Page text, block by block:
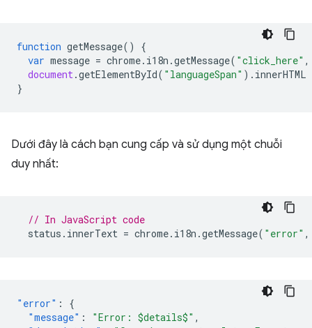
function getMessage()
{
var message = chrome. i18n .getMessage( "click_here" ,
document.getElementById( "languageSpan" ). innerHTML
}
Dưới đây là cách bạn cung cấp và sử dụng một chuỗi
duy nhất:
// In JavaScript code
status . innerText = chrome. i18n .getMessage( "error" ,
"error" :
{
"message" : "Error: $details$" ,